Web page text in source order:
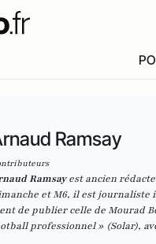
Ramsay
Ramsayest ancien
et M6, il est journaliste
de publier celle de Mourad
professionnel» (Solar),